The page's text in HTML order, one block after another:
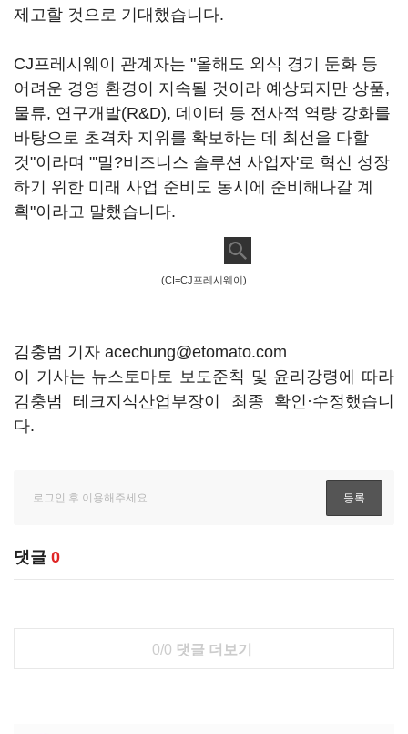
제고할 것으로 기대했습니다.
CJ프레시웨이 관계자는 "올해도 외식 경기 둔화 등
어려운 경영 환경이 지속될 것이라 예상되지만 상품,
물류, 연구개발(R&D), 데이터 등 전사적 역량 강화를
바탕으로 초격차 지위를 확보하는 데 최선을 다할
것"이라며 "'밀?비즈니스 솔루션 사업자'로 혁신 성장
하기 위한 미래 사업 준비도 동시에 준비해나갈 계
획"이라고 말했습니다.
(CI=CJ프레시웨이)
김충범 기자 acechung@etomato.com
이 기사는 뉴스토마토 보도준칙 및 윤리강령에 따라
김충범 테크지식산업부장이 최종 확인·수정했습니
다.
댓글 0
0/0 댓글 더보기